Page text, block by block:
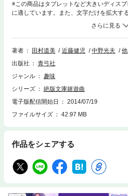
※この商品はタブレットなど大きいディス
に適しています。また、文字だけを拡大す
ト、検索、辞書の参照、引用などの機能が
な形式の器楽合奏の組曲に倣って、絶版文
れざる名作から、フランス革命やベートー
数々、なつかしの児童文学まで、その魅力
著者 田村道美 近藤健児 中野光夫
他
出版社
青弓社
ジャンル
趣味
シリーズ
絶版文庫嬉遊曲
電子版配信開始日
2014/07/19
ファイルサイズ
42.97 MB
作品をシェアする